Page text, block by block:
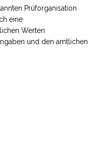
Prüforganisation
eine
Werten
und den amtlichen